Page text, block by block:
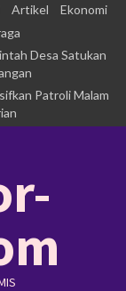
Artikel
Ekonomi
Desa Satukan
Patroli Malam